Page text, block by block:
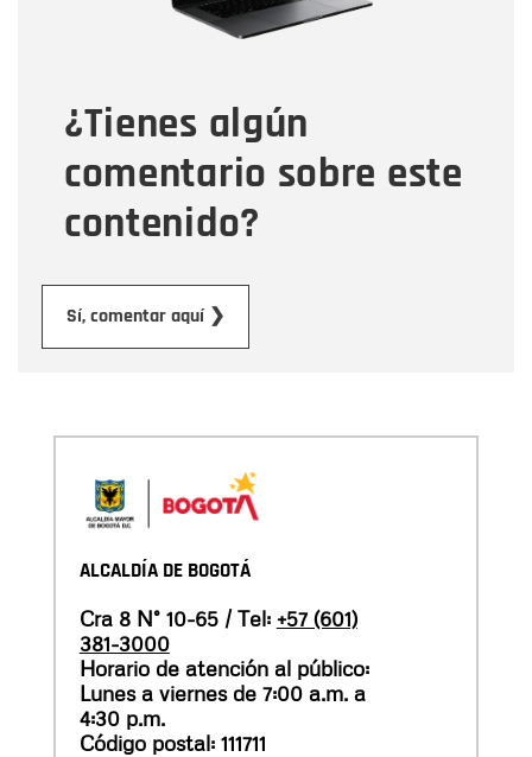
¿Tienes algún
comentario sobre este
contenido?
Sí, comentar aquí ❯
Tipo de comentario
Mensaje
ALCALDÍA DE BOGOTÁ
Cra 8 N° 10-65 / Tel: +57 (601)
381-3000
Horario de atención al público:
Lunes a viernes de 7:00 a.m. a
4:30 p.m.
Código postal: 111711